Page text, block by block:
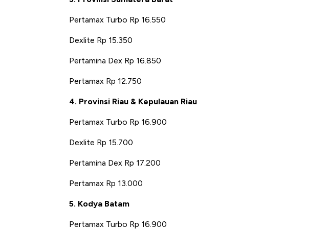
Pertamax Turbo Rp 16.550
Dexlite Rp 15.350
Pertamina Dex Rp 16.850
Pertamax Rp 12.750
4. Provinsi Riau & Kepulauan Riau
Pertamax Turbo Rp 16.900
Dexlite Rp 15.700
Pertamina Dex Rp 17.200
Pertamax Rp 13.000
5. Kodya Batam
Pertamax Turbo Rp 16.900